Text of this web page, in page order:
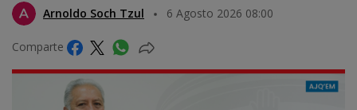
Arnoldo Soch Tzul 6 Agosto 2026 08:00
Comparte